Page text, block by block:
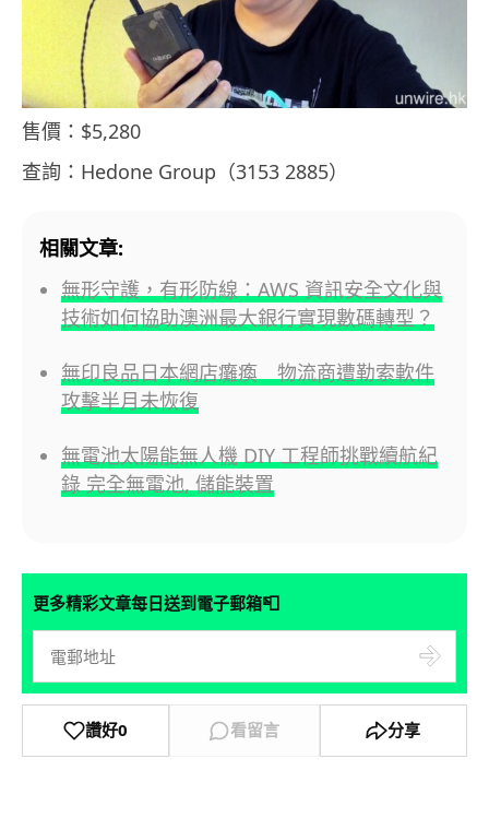
售價：$5,280
查詢：Hedone Group（3153 2885）
相關文章:
無形守護，有形防線：AWS 資訊安全文化與
技術如何協助澳洲最大銀行實現數碼轉型？
無印良品日本網店癱瘓 物流商遭勒索軟件
攻擊半月未恢復
無電池太陽能無人機 DIY 工程師挑戰續航紀
錄 完全無電池, 儲能裝置
更多精彩文章每日送到電子郵箱📮
讚好0 看留言 分享